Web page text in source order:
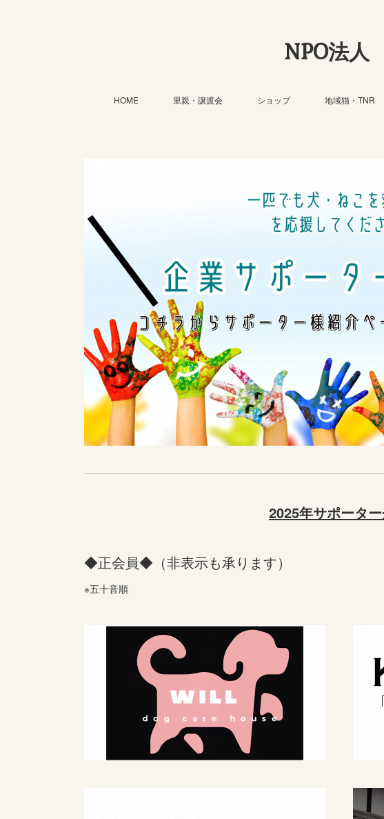
NPO法人
HOME 里親・譲渡会 ショップ 地域猫・TNR
2025年サポータ
◆正会員◆（非表示も承ります）
※五十音順